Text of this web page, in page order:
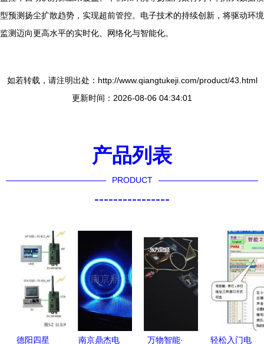
型预测扬尘扩散趋势，实现超前管控。电子技术的持续创新，将驱动环境
监测迈向更高水平的实时化、网络化与智能化。
如若转载，请注明出处：http://www.qiangtukeji.com/product/43.html
更新时间：2026-08-06 04:34:01
产品列表
PRODUCT
----------------
德阳四星
南京鼎杰电
万物智能·
轻松入门电